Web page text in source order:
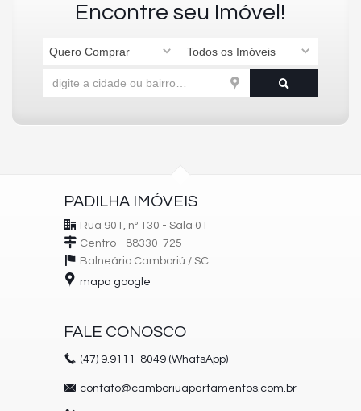
Encontre seu Imóvel!
Quero Comprar Todos os Imóveis
PADILHA IMÓVEIS
Rua 901, nº 130 - Sala 01
Centro - 88330-725
Balneário Camboriú / SC
mapa google
FALE CONOSCO
(47) 9.9111-8049 (WhatsApp)
contato@camboriuapartamentos.com.br